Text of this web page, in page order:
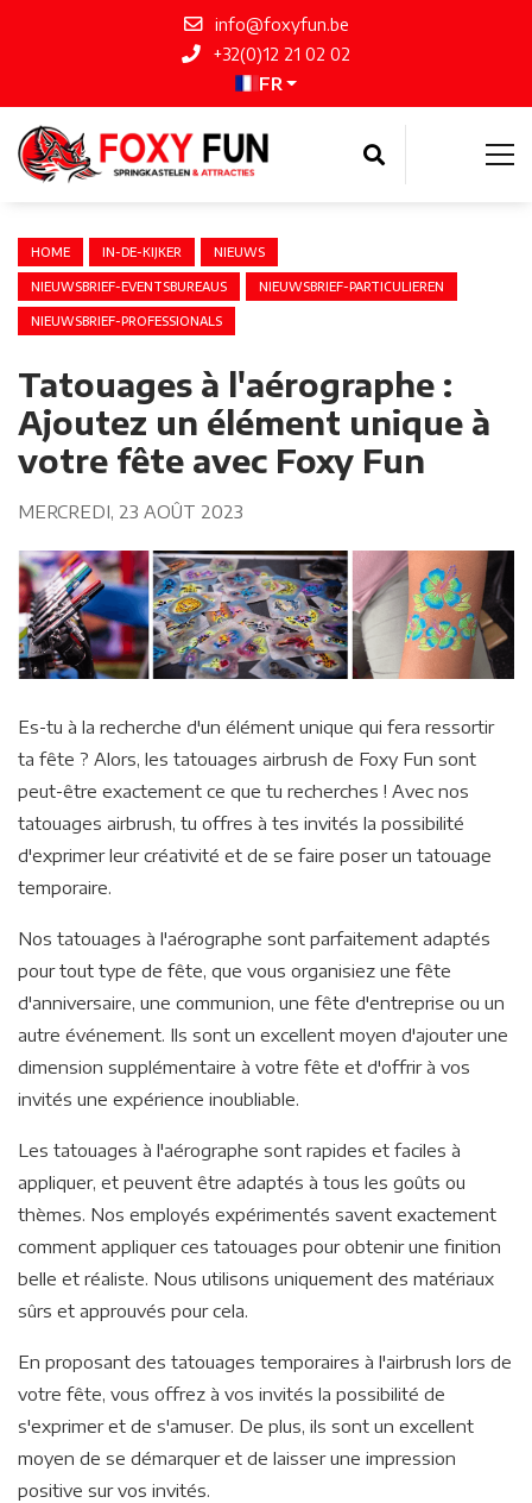
info@foxyfun.be
+32(0)12 21 02 02
FR
HOME IN-DE-KIJKER NIEUWS
NIEUWSBRIEF-EVENTSBUREAUS NIEUWSBRIEF-PARTICULIEREN
NIEUWSBRIEF-PROFESSIONALS
Tatouages à l'aérographe :
Ajoutez un élément unique à
votre fête avec Foxy Fun
MERCREDI, 23 AOÛT 2023
Es-tu à la recherche d'un élément unique qui fera ressortir
ta fête ? Alors, les tatouages airbrush de Foxy Fun sont
peut-être exactement ce que tu recherches ! Avec nos
tatouages airbrush, tu offres à tes invités la possibilité
d'exprimer leur créativité et de se faire poser un tatouage
temporaire.
Nos tatouages à l'aérographe sont parfaitement adaptés
pour tout type de fête, que vous organisiez une fête
d'anniversaire, une communion, une fête d'entreprise ou un
autre événement. Ils sont un excellent moyen d'ajouter une
dimension supplémentaire à votre fête et d'offrir à vos
invités une expérience inoubliable.
Les tatouages à l'aérographe sont rapides et faciles à
appliquer, et peuvent être adaptés à tous les goûts ou
thèmes. Nos employés expérimentés savent exactement
comment appliquer ces tatouages pour obtenir une finition
belle et réaliste. Nous utilisons uniquement des matériaux
sûrs et approuvés pour cela.
En proposant des tatouages temporaires à l'airbrush lors de
votre fête, vous offrez à vos invités la possibilité de
s'exprimer et de s'amuser. De plus, ils sont un excellent
moyen de se démarquer et de laisser une impression
positive sur vos invités.